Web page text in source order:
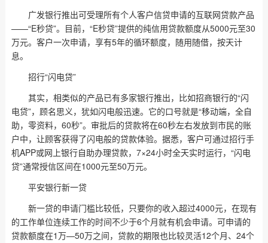
广发银行推出可受理所有个人客户信贷申请的互联网贷款产品
——“E秒贷”。目前，“E秒贷”提供的纯信用贷款额度从5000元至30
万元。客户一次申请，享有5年的循环额度，随用随借，按天计
息。
招行“闪电贷”
其实，相类似的产品已有多家银行推出，比如招商银行的“闪
电贷”，顾名思义，犹如闪电般迅速。它的口号就是“移动端，全自
助，零资料，60秒”。审批后的贷款将在60秒左右发放到市民的账
户中，让顾客获得了闪电般的贷款体验。据悉，客户可通过招行手
机APP或网上银行自助办理贷款，7×24小时全天实时运行，“闪电
贷”通常授信区间在1000元至50万元。
平安银行新一贷
新一贷的申请门槛比较低，只要你的收入超过4000元，在现有
的工作单位连续工作的时间不少于6个月就有机会申请。可申请的
贷款额度在1万—50万之间，贷款的期限也比较灵活12个月、24个